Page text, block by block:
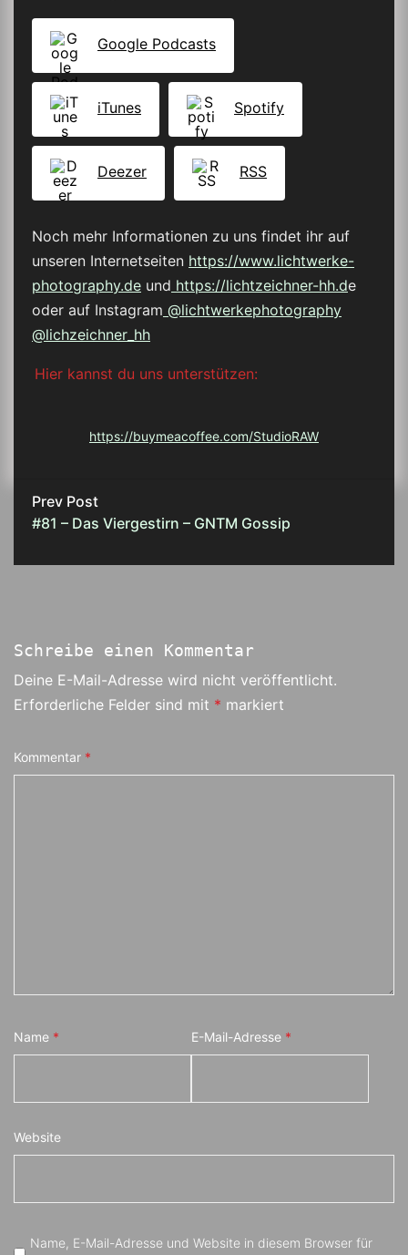
Google Podcasts
iTunes Spotify
Deezer RSS
Noch mehr Informationen zu uns findet ihr auf
unseren Internetseiten https://www.lichtwerke-
photography.de und https://lichtzeichner-hh.de
oder auf Instagram @lichtwerkephotography
@lichzeichner_hh
Hier kannst du uns unterstützen:
https://buymeacoffee.com/StudioRAW
Prev Post
#81 – Das Viergestirn – GNTM Gossip
Schreibe einen Kommentar
Deine E-Mail-Adresse wird nicht veröffentlicht.
Erforderliche Felder sind mit * markiert
Kommentar *
Name * E-Mail-Adresse *
Website
Name, E-Mail-Adresse und Website in diesem Browser für